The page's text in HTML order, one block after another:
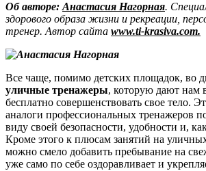
Об авторе: Анастасия Нагорная.
здорового образа жизни и рекреации,
тренер. Автор сайта www.ti-krasiva.com.
Все чаще, помимо детских площадок, во
уличные тренажеры, которую дают нам
бесплатно совершенствовать свое тело.
аналоги профессиональных тренажеров
виду своей безопасности, удобности и,
Кроме этого к плюсам занятий на
можно смело добавить пребывание на
уже само по себе оздоравливает и